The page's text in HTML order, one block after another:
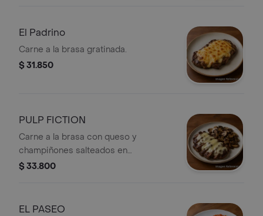
El Padrino
Carne a la brasa gratinada.
$ 31.850
PULP FICTION
Carne a la brasa con queso y
champiñones salteados en
mantequilla.
$ 33.800
EL PASEO